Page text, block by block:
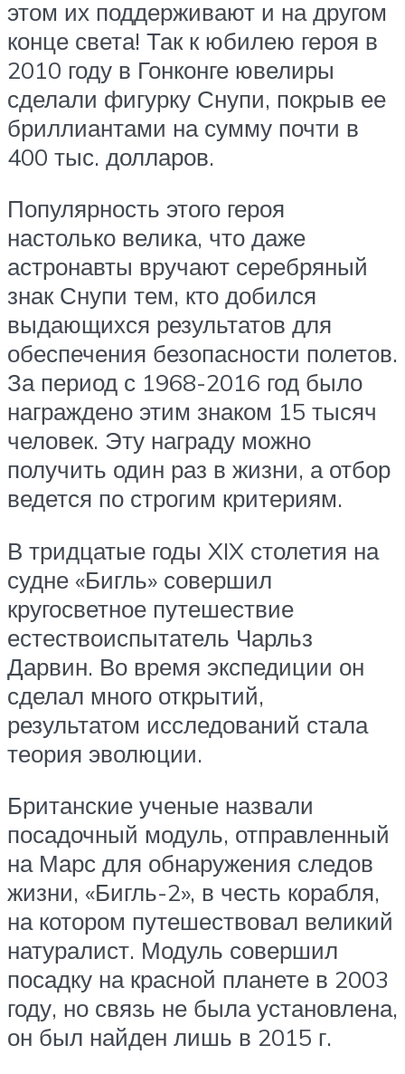
этом их поддерживают и на другом
конце света! Так к юбилею героя в
2010 году в Гонконге ювелиры
сделали фигурку Снупи, покрыв ее
бриллиантами на сумму почти в
400 тыс. долларов.
Популярность этого героя
настолько велика, что даже
астронавты вручают серебряный
знак Снупи тем, кто добился
выдающихся результатов для
обеспечения безопасности полетов.
За период с 1968-2016 год было
награждено этим знаком 15 тысяч
человек. Эту награду можно
получить один раз в жизни, а отбор
ведется по строгим критериям.
В тридцатые годы XIX столетия на
судне «Бигль» совершил
кругосветное путешествие
естествоиспытатель Чарльз
Дарвин. Во время экспедиции он
сделал много открытий,
результатом исследований стала
теория эволюции.
Британские ученые назвали
посадочный модуль, отправленный
на Марс для обнаружения следов
жизни, «Бигль-2», в честь корабля,
на котором путешествовал великий
натуралист. Модуль совершил
посадку на красной планете в 2003
году, но связь не была установлена,
он был найден лишь в 2015 г.